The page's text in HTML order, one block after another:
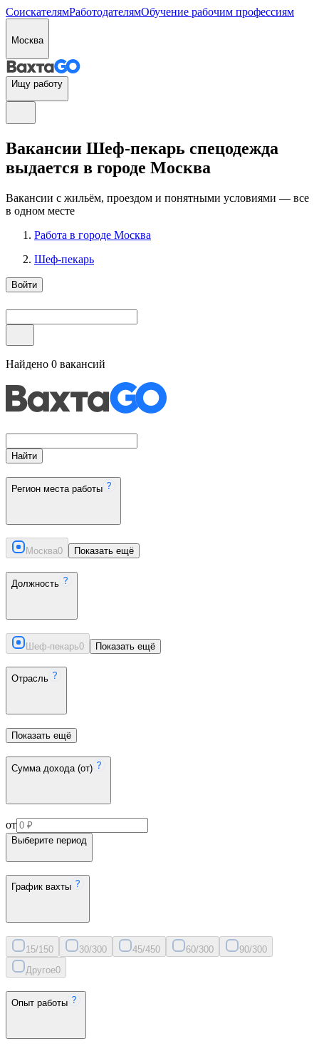
СоискателямРаботодателямОбучение рабочим профессиям
Москва
Ищу работу
Вакансии Шеф-пекарь спецодежда
выдается в городе Москва
Вакансии с жильём, проездом и понятными условиями — все
в одном месте
Работа в городе Москва
Шеф-пекарь
Войти
Найдено 0 вакансий
Найти
Регион места работы
Москва0 Показать ещё
Должность
Шеф-пекарь0 Показать ещё
Отрасль
Показать ещё
Сумма дохода (от)
от
Выберите период
График вахты
15/150 30/300 45/450 60/300 90/300
Другое0
Опыт работы